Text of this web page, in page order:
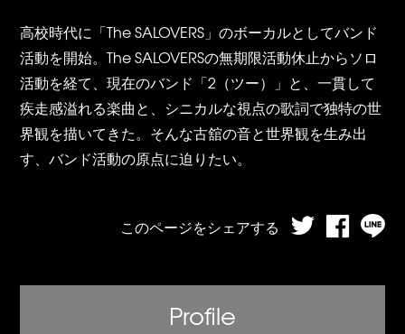
高校時代に「The SALOVERS」のボーカルとしてバンド
活動を開始。The SALOVERSの無期限活動休止からソロ
活動を経て、現在のバンド「2（ツー）」と、一貫して
疾走感溢れる楽曲と、シニカルな視点の歌詞で独特の世
界観を描いてきた。そんな古舘の音と世界観を生み出
す、バンド活動の原点に迫りたい。
このページをシェアする
Profile